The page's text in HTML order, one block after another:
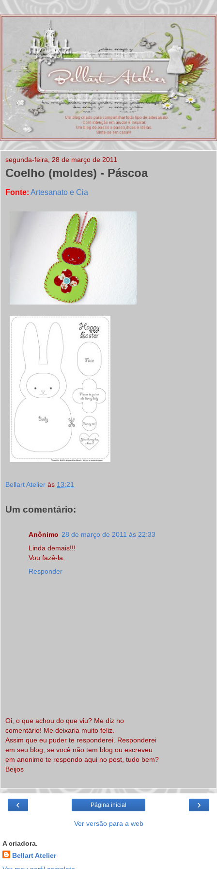
segunda-feira, 28 de março de 2011
Coelho (moldes) - Páscoa
Fonte: Artesanato e Cia
Bellart Atelier às 13:21
Um comentário:
Anônimo 28 de março de 2011 às 22:33
Linda demais!!!
Vou fazê-la.
Responder
Oi, o que achou do que viu? Me diz no
comentário! Me deixaria muito feliz.
Assim que eu puder te responderei. Responderei
em seu blog, se você não tem blog ou escreveu
em anonimo te respondo aqui no post, tudo bem?
Beijos
‹ ›
Página inicial
Ver versão para a web
A criadora.
Bellart Atelier